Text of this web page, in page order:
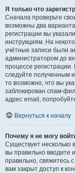
Я только что
Сначала проверьте
возможны два
регистрации вы
инструкциям. На
учётные записи были
администратором до
процессе
следуйте полученным
то возможно, что вы
заблокирован спам-
адрес email,
Вернуться к началу
Почему я не могу
Существует несколько
вы правильно вводите
правильно, свяжитесь
вам закрыт доступ к